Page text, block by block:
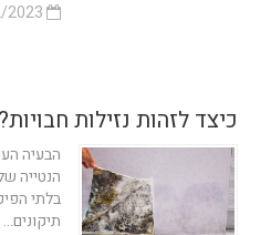
כיצד לזהות נזילות חבויות?
הבעיה
הנטייה
בלתי
תיקונים...